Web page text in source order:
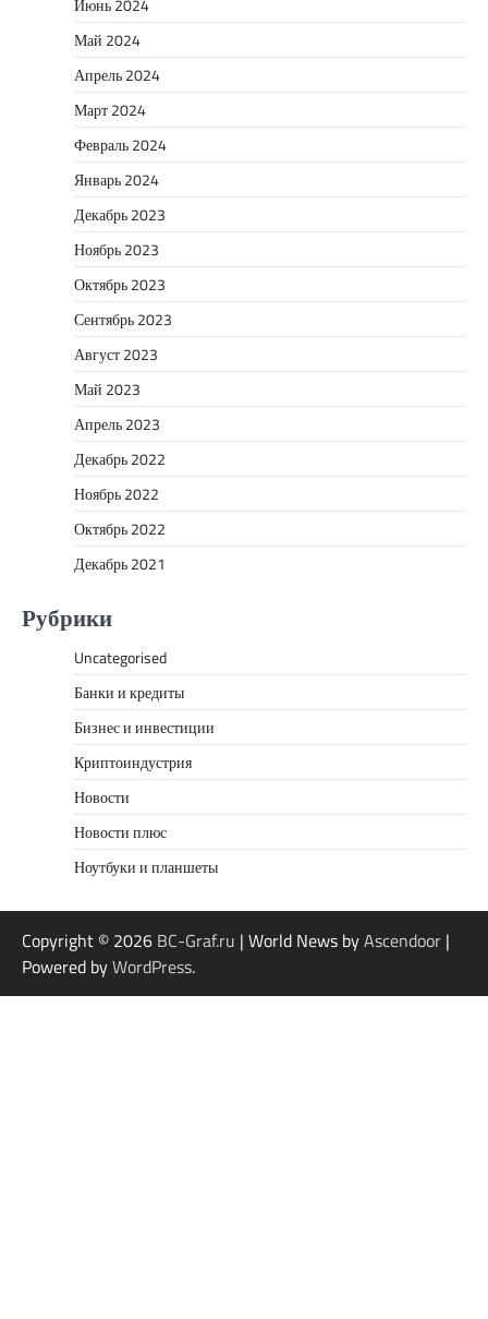
Июнь 2024
Май 2024
Апрель 2024
Март 2024
Февраль 2024
Январь 2024
Декабрь 2023
Ноябрь 2023
Октябрь 2023
Сентябрь 2023
Август 2023
Май 2023
Апрель 2023
Декабрь 2022
Ноябрь 2022
Октябрь 2022
Декабрь 2021
Рубрики
Uncategorised
Банки и кредиты
Бизнес и инвестиции
Криптоиндустрия
Новости
Новости плюс
Ноутбуки и планшеты
Copyright © 2026 BC-Graf.ru | World News byAscendoor |
Powered byWordPress.